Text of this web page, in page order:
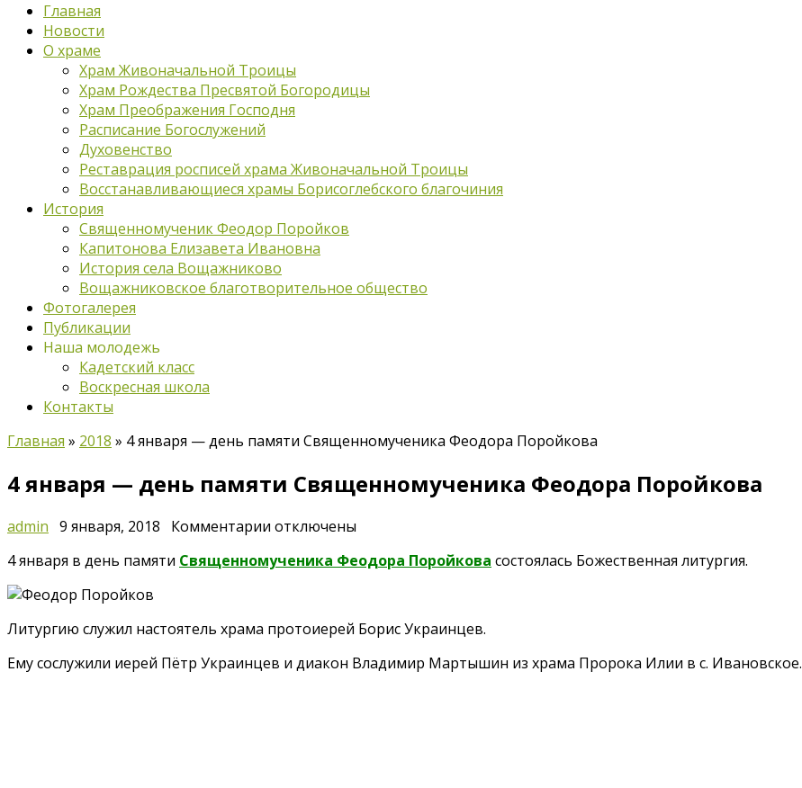
Главная
Новости
О храме
Храм Живоначальной Троицы
Храм Рождества Пресвятой Богородицы
Храм Преображения Господня
Расписание Богослужений
Духовенство
Реставрация росписей храма Живоначальной Троицы
Восстанавливающиеся храмы Борисоглебского благочиния
История
Священномученик Феодор Поройков
Капитонова Елизавета Ивановна
История села Вощажниково
Вощажниковское благотворительное общество
Фотогалерея
Публикации
Наша молодежь
Кадетский класс
Воскресная школа
Контакты
Главная » 2018 » 4 января — день памяти Священномученика Феодора Поройкова
4 января — день памяти Священномученика Феодора Поройкова
admin 9 января, 2018 Комментарии к
4
день
памяти
Священномученика
отключены
4 января в день памяти Священномученика Феодора Поройкова состоялась Божественная литургия.
Литургию служил настоятель храма протоиерей Борис Украинцев.
Ему сослужили иерей Пётр Украинцев и диакон Владимир Мартышин из храма Пророка Илии в с. Ивановское.